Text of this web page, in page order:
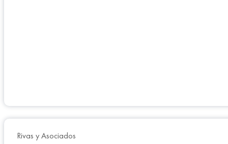
Rivas y Asociados